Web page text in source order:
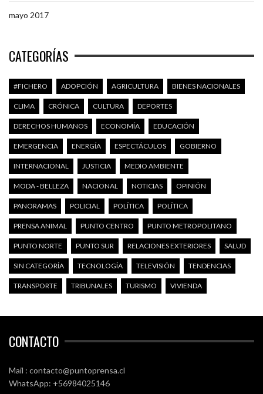
mayo 2017
CATEGORÍAS
#FICHERO ADOPCIÓN AGRICULTURA BIENES NACIONALES
CLIMA CRÓNICA CULTURA DEPORTES
DERECHOS HUMANOS ECONOMÍA EDUCACIÓN
EMERGENCIA ENERGÍA ESPECTÁCULOS GOBIERNO
INTERNACIONAL JUSTICIA MEDIO AMBIENTE
MODA - BELLEZA NACIONAL NOTICIAS OPINIÓN
PANORAMAS POLICIAL POLÍTICA POLÍTICA
PRENSA ANIMAL PUNTO CENTRO PUNTO METROPOLITANO
PUNTO NORTE PUNTO SUR RELACIONES EXTERIORES SALUD
SIN CATEGORÍA TECNOLOGÍA TELEVISIÓN TENDENCIAS
TRANSPORTE TRIBUNALES TURISMO VIVIENDA
CONTACTO
Mail : contacto@puntoprensa.cl
WhatsApp: +56984025146